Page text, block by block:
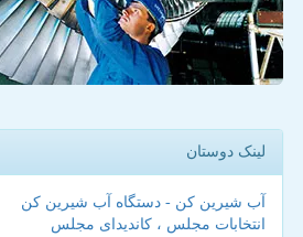
لینک دوستان
آب شیرین کن - دستگاه آب شیرین کن
انتخابات مجلس ، کاندیدای مجلس